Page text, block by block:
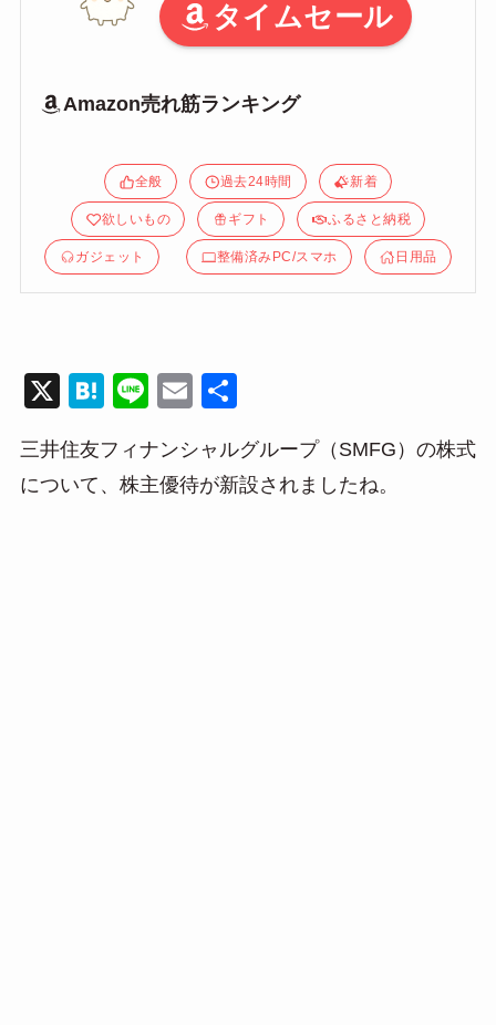
タイムセール
Amazon売れ筋ランキング
全般 過去24時間 新着
欲しいもの ギフト ふるさと納税
ガジェット 整備済みPC/スマホ 日用品
X
H
e
n
Li
e
E
ail
三井住友フィナンシャルグループ（SMFG）の株式
について、株主優待が新設されましたね。